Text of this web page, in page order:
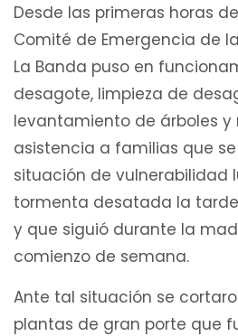
Desde las primeras horas
Comité de Emergencia de
La Banda puso en
desagote, limpieza de
levantamiento de árboles
asistencia a familias que
situación de vulnerabilidad
tormenta desatada la
y que siguió durante la
comienzo de semana.
Ante tal situación se
plantas de gran porte que